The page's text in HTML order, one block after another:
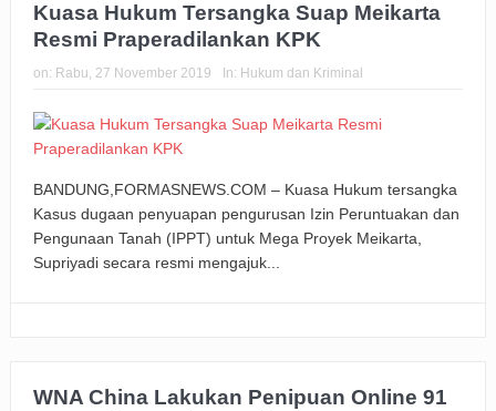
Kuasa Hukum Tersangka Suap Meikarta
Resmi Praperadilankan KPK
on: Rabu, 27 November 2019 In: Hukum dan Kriminal
BANDUNG,FORMASNEWS.COM – Kuasa Hukum tersangka
Kasus dugaan penyuapan pengurusan Izin Peruntuakan dan
Pengunaan Tanah (IPPT) untuk Mega Proyek Meikarta,
Supriyadi secara resmi mengajuk...
WNA China Lakukan Penipuan Online 91